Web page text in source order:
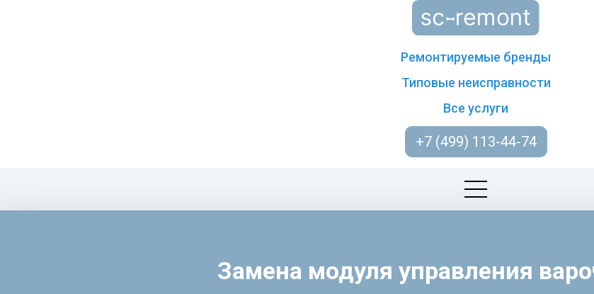
Ремонтируемые бренды
Типовые неисправности
Все услуги
+7 (499) 113-44-74
Замена модуля управления